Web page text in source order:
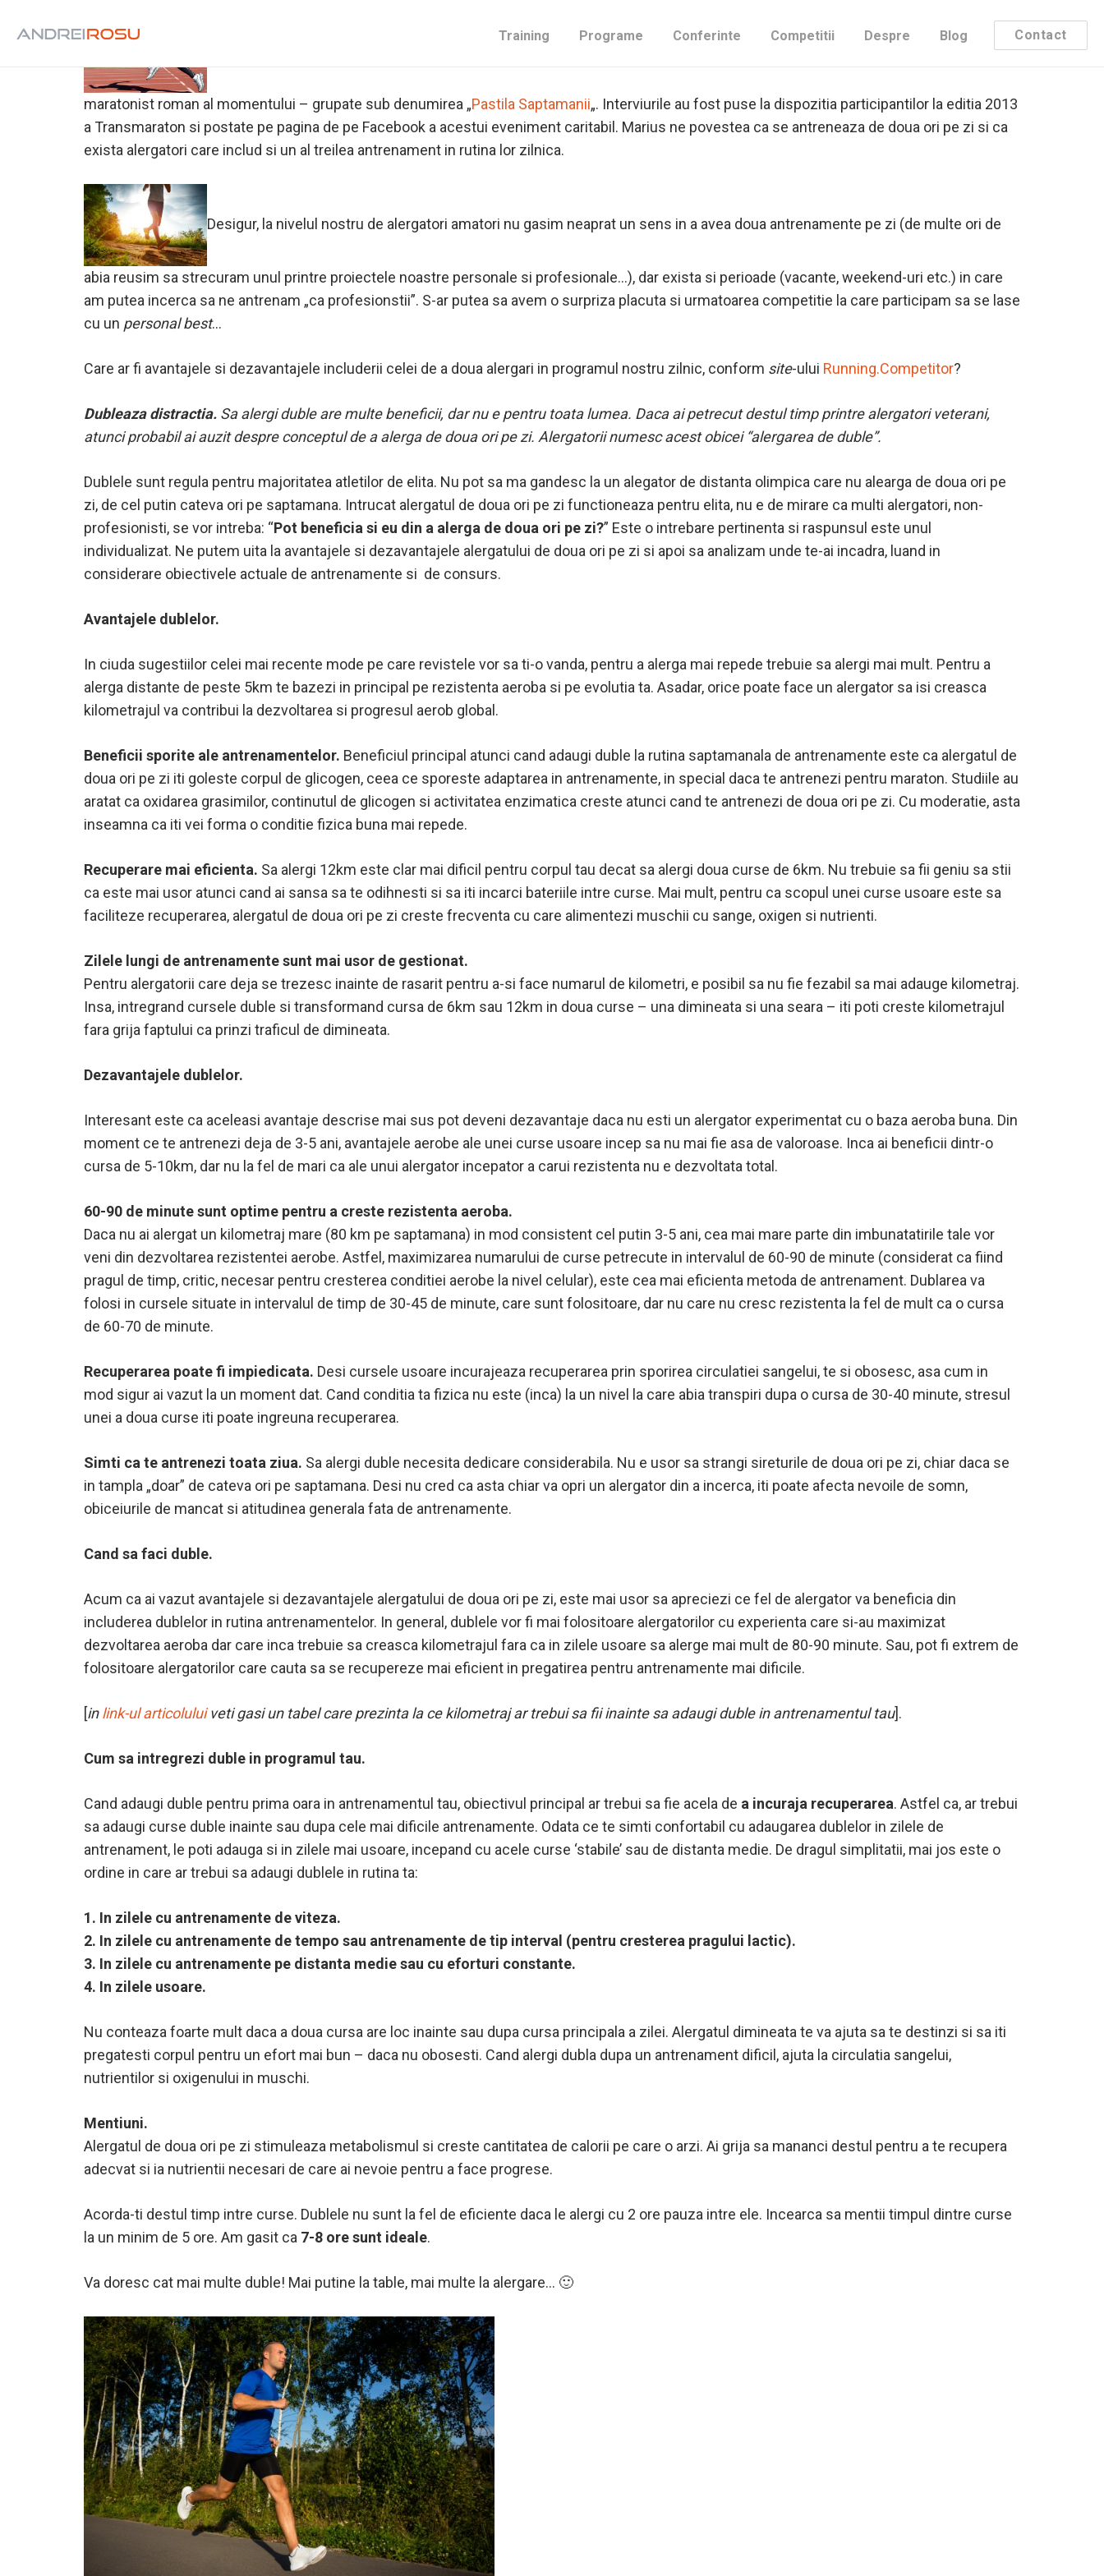
Training Programe Conferinte Competitii Despre Blog Contact
In urma cu mai bine de 6 luni realizam, impreuna cu Gabi Solomon, o serie de interviuri cu Marius Ionescu – cel mai bun
maratonist roman al momentului – grupate sub denumirea „Pastila Saptamanii„. Interviurile au fost puse la dispozitia participantilor la editia 2013
a Transmaraton si postate pe pagina de pe Facebook a acestui eveniment caritabil. Marius ne povestea ca se antreneaza de doua ori pe zi si ca
exista alergatori care includ si un al treilea antrenament in rutina lor zilnica.
Desigur, la nivelul nostru de alergatori amatori nu gasim neaprat un sens in a avea doua antrenamente pe zi (de multe ori de
abia reusim sa strecuram unul printre proiectele noastre personale si profesionale…), dar exista si perioade (vacante, weekend-uri etc.) in care
am putea incerca sa ne antrenam „ca profesionstii”. S-ar putea sa avem o surpriza placuta si urmatoarea competitie la care participam sa se lase
cu un personal best…
Care ar fi avantajele si dezavantajele includerii celei de a doua alergari in programul nostru zilnic, conform site-ului Running.Competitor?
Dubleaza distractia. Sa alergi duble are multe beneficii, dar nu e pentru toata lumea. Daca ai petrecut destul timp printre alergatori veterani,
atunci probabil ai auzit despre conceptul de a alerga de doua ori pe zi. Alergatorii numesc acest obicei “alergarea de duble”.
Dublele sunt regula pentru majoritatea atletilor de elita. Nu pot sa ma gandesc la un alegator de distanta olimpica care nu alearga de doua ori pe
zi, de cel putin cateva ori pe saptamana. Intrucat alergatul de doua ori pe zi functioneaza pentru elita, nu e de mirare ca multi alergatori, non-
profesionisti, se vor intreba: “Pot beneficia si eu din a alerga de doua ori pe zi?” Este o intrebare pertinenta si raspunsul este unul
individualizat. Ne putem uita la avantajele si dezavantajele alergatului de doua ori pe zi si apoi sa analizam unde te-ai incadra, luand in
considerare obiectivele actuale de antrenamente si de consurs.
Avantajele dublelor.
In ciuda sugestiilor celei mai recente mode pe care revistele vor sa ti-o vanda, pentru a alerga mai repede trebuie sa alergi mai mult. Pentru a
alerga distante de peste 5km te bazezi in principal pe rezistenta aeroba si pe evolutia ta. Asadar, orice poate face un alergator sa isi creasca
kilometrajul va contribui la dezvoltarea si progresul aerob global.
Beneficii sporite ale antrenamentelor. Beneficiul principal atunci cand adaugi duble la rutina saptamanala de antrenamente este ca alergatul de
doua ori pe zi iti goleste corpul de glicogen, ceea ce sporeste adaptarea in antrenamente, in special daca te antrenezi pentru maraton. Studiile au
aratat ca oxidarea grasimilor, continutul de glicogen si activitatea enzimatica creste atunci cand te antrenezi de doua ori pe zi. Cu moderatie, asta
inseamna ca iti vei forma o conditie fizica buna mai repede.
Recuperare mai eficienta. Sa alergi 12km este clar mai dificil pentru corpul tau decat sa alergi doua curse de 6km. Nu trebuie sa fii geniu sa stii
ca este mai usor atunci cand ai sansa sa te odihnesti si sa iti incarci bateriile intre curse. Mai mult, pentru ca scopul unei curse usoare este sa
faciliteze recuperarea, alergatul de doua ori pe zi creste frecventa cu care alimentezi muschii cu sange, oxigen si nutrienti.
Zilele lungi de antrenamente sunt mai usor de gestionat.
Pentru alergatorii care deja se trezesc inainte de rasarit pentru a-si face numarul de kilometri, e posibil sa nu fie fezabil sa mai adauge kilometraj.
Insa, intregrand cursele duble si transformand cursa de 6km sau 12km in doua curse – una dimineata si una seara – iti poti creste kilometrajul
fara grija faptului ca prinzi traficul de dimineata.
Dezavantajele dublelor.
Interesant este ca aceleasi avantaje descrise mai sus pot deveni dezavantaje daca nu esti un alergator experimentat cu o baza aeroba buna. Din
moment ce te antrenezi deja de 3-5 ani, avantajele aerobe ale unei curse usoare incep sa nu mai fie asa de valoroase. Inca ai beneficii dintr-o
cursa de 5-10km, dar nu la fel de mari ca ale unui alergator incepator a carui rezistenta nu e dezvoltata total.
60-90 de minute sunt optime pentru a creste rezistenta aeroba.
Daca nu ai alergat un kilometraj mare (80 km pe saptamana) in mod consistent cel putin 3-5 ani, cea mai mare parte din imbunatatirile tale vor
veni din dezvoltarea rezistentei aerobe. Astfel, maximizarea numarului de curse petrecute in intervalul de 60-90 de minute (considerat ca fiind
pragul de timp, critic, necesar pentru cresterea conditiei aerobe la nivel celular), este cea mai eficienta metoda de antrenament. Dublarea va
folosi in cursele situate in intervalul de timp de 30-45 de minute, care sunt folositoare, dar nu care nu cresc rezistenta la fel de mult ca o cursa
de 60-70 de minute.
Recuperarea poate fi impiedicata. Desi cursele usoare incurajeaza recuperarea prin sporirea circulatiei sangelui, te si obosesc, asa cum in
mod sigur ai vazut la un moment dat. Cand conditia ta fizica nu este (inca) la un nivel la care abia transpiri dupa o cursa de 30-40 minute, stresul
unei a doua curse iti poate ingreuna recuperarea.
Simti ca te antrenezi toata ziua. Sa alergi duble necesita dedicare considerabila. Nu e usor sa strangi sireturile de doua ori pe zi, chiar daca se
in tampla „doar” de cateva ori pe saptamana. Desi nu cred ca asta chiar va opri un alergator din a incerca, iti poate afecta nevoile de somn,
obiceiurile de mancat si atitudinea generala fata de antrenamente.
Cand sa faci duble.
Acum ca ai vazut avantajele si dezavantajele alergatului de doua ori pe zi, este mai usor sa apreciezi ce fel de alergator va beneficia din
includerea dublelor in rutina antrenamentelor. In general, dublele vor fi mai folositoare alergatorilor cu experienta care si-au maximizat
dezvoltarea aeroba dar care inca trebuie sa creasca kilometrajul fara ca in zilele usoare sa alerge mai mult de 80-90 minute. Sau, pot fi extrem de
folositoare alergatorilor care cauta sa se recupereze mai eficient in pregatirea pentru antrenamente mai dificile.
[inlink-ul articoluluiveti gasi un tabel care prezinta la ce kilometraj ar trebui sa fii inainte sa adaugi duble in antrenamentul tau].
Cum sa intregrezi duble in programul tau.
Cand adaugi duble pentru prima oara in antrenamentul tau, obiectivul principal ar trebui sa fie acela de a incuraja recuperarea. Astfel ca, ar trebui
sa adaugi curse duble inainte sau dupa cele mai dificile antrenamente. Odata ce te simti confortabil cu adaugarea dublelor in zilele de
antrenament, le poti adauga si in zilele mai usoare, incepand cu acele curse ‘stabile’ sau de distanta medie. De dragul simplitatii, mai jos este o
ordine in care ar trebui sa adaugi dublele in rutina ta:
1. In zilele cu antrenamente de viteza.
2. In zilele cu antrenamente de tempo sau antrenamente de tip interval (pentru cresterea pragului lactic).
3. In zilele cu antrenamente pe distanta medie sau cu eforturi constante.
4. In zilele usoare.
Nu conteaza foarte mult daca a doua cursa are loc inainte sau dupa cursa principala a zilei. Alergatul dimineata te va ajuta sa te destinzi si sa iti
pregatesti corpul pentru un efort mai bun – daca nu obosesti. Cand alergi dubla dupa un antrenament dificil, ajuta la circulatia sangelui,
nutrientilor si oxigenului in muschi.
Mentiuni.
Alergatul de doua ori pe zi stimuleaza metabolismul si creste cantitatea de calorii pe care o arzi. Ai grija sa mananci destul pentru a te recupera
adecvat si ia nutrientii necesari de care ai nevoie pentru a face progrese.
Acorda-ti destul timp intre curse. Dublele nu sunt la fel de eficiente daca le alergi cu 2 ore pauza intre ele. Incearca sa mentii timpul dintre curse
la un minim de 5 ore. Am gasit ca 7-8 ore sunt ideale.
Va doresc cat mai multe duble! Mai putine la table, mai multe la alergare… 🙂